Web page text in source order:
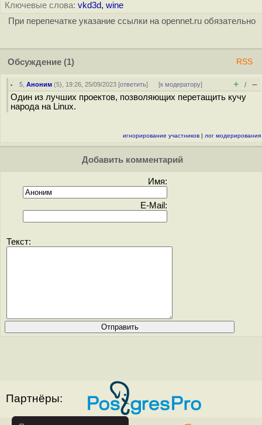
Ключевые слова: vkd3d, wine
При перепечатке указание ссылки на opennet.ru обязательно
Обсуждение (1) RSS
5 ,Аноним (5), 19:26, 25/09/2023 [ответить] [к модератору] + / –
Один из лучших проектов, позволяющих перетащить кучу
народа на Linux.
игнорирование участников | лог модерирования
Добавить комментарий
Имя:
E-Mail:
Текст:
Партнёры: